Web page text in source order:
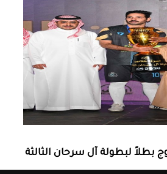
بطلاً لبطولة آل سرحان الثالثة